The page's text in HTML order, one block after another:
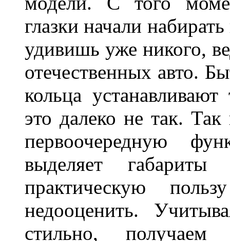
глазки начали
удивишь уже никого,
отечественных авто.
кольца
это далеко не так. Так
первоочередную
выделяет
практическую
недооценить.
стильно,